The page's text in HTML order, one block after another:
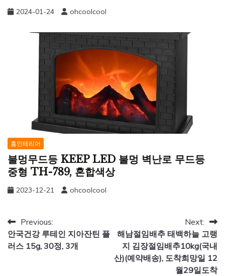
2024-01-24 ohcoolcool
홈인테리어
불멍무드등 KEEP LED 불멍 벽난로 무드등
중형 TH-789, 혼합색상
2023-12-21 ohcoolcool
글
탐
Previous:
안국건강 루테인 지아잔틴 플
러스 15g, 30정, 3개
Next:
해남절임배추 태백하늘 고랭
지 김장절임배추10kg(국내
산)(예약배송), 도착희망일 12
월29일도착